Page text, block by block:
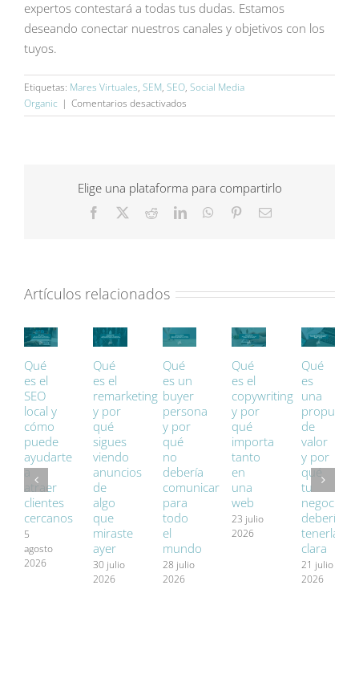
expertos contestará a todas tus dudas. Estamos
deseando conectar nuestros canales y objetivos con los
tuyos.
Etiquetas: Mares Virtuales, SEM, SEO, Social Media
Organic | Comentarios desactivados
Social
Paid:
complementa
Elige una plataforma para compartirlo
Facebook RedditLinkedInWhatsApp
PinterestCorreo
Artículos relacionados
Qué
es el
SEO
local y
cómo
puede
ayudarte
a
atraer
clientes
cercanos
5
agosto
2026
Qué
es el
remarketing
y por
qué
sigues
viendo
anuncios
de
algo
que
miraste
ayer
30 julio
2026
Qué
es un
buyer
persona
y por
qué
no
debería
comunicar
para
todo
el
mundo
28 julio
2026
Qué
es el
copywriting
y por
qué
importa
tanto
en
una
web
23 julio
2026
Qué
es
una
propuesta
de
valor
y por
qué
tu
negocio
debería
tenerla
clara
21 julio
2026